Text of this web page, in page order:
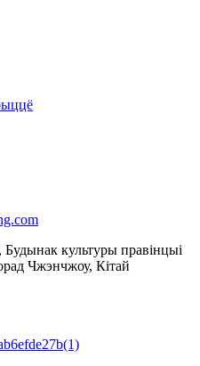
культуры правінцыі
Чжэнчжоу, Кітай